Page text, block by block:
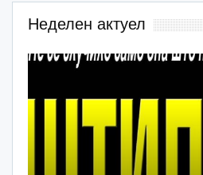
Неделен актуел